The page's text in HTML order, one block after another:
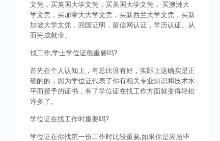
文凭，买英国大学文凭，买美国大学文凭， 买澳洲大
学文凭，买加拿大大学文凭，买新西兰大学文凭，买新
加坡大学文凭，回国证明，留信网认证，学历认证。从
而完成就业。
找工作,学士学位证很重要吗?
首先在个人认知上，有总比没有好，实际上这确实是正
确的的，因为学位证代表了你有相关专业知识和技术水
平而授予的证书，有了学位证在找工作方面就变得轻松
许多了。
学位证在找工作时重要吗?
学位证在你找第一份工作时比较重要,如果你是应届毕